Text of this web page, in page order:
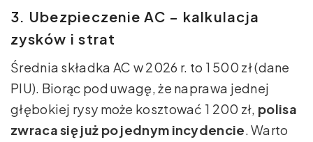
3. Ubezpieczenie AC – kalkulacja
zysków i strat
Średnia składka AC w 2026 r. to 1 500 zł (dane
PIU). Biorąc pod uwagę, że naprawa jednej
głębokiej rysy może kosztować 1 200 zł, polisa
zwraca się już po jednym incydencie. Warto